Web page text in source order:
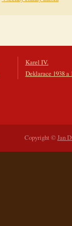
Karel IV.
Deklarace 1938 a
Copyright ©Jan